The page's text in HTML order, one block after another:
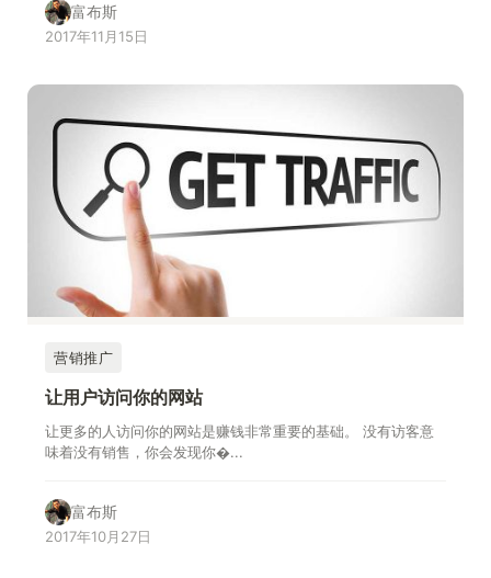
富布斯
2017年11月15日
营销推广
让用户访问你的网站
让更多的人访问你的网站是赚钱非常重要的基础。 没有访客意
味着没有销售，你会发现你�...
富布斯
2017年10月27日